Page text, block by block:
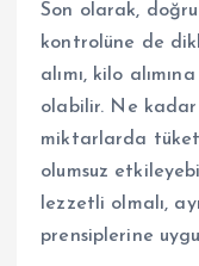
Son olarak,
kontrolüne de
alımı, kilo
olabilir. Ne kadar
miktarlarda
olumsuz
lezzetli olmalı,
prensiplerine